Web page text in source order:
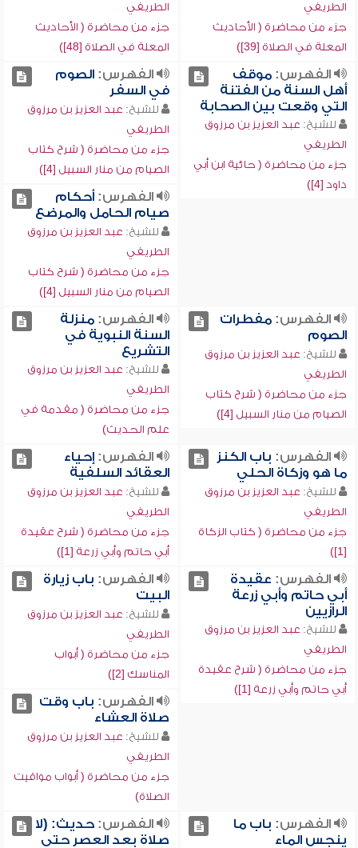
الطريفي
جزء من محاضرة ( الأحاديث
المعلة في الصلاة [39])
الطريفي
جزء من محاضرة ( الأحاديث
المعلة في الصلاة [48])
الفهرس:موقف
أهل السنة من الفتنة
التي وقعت بين الصحابة
للشيخ: عبد العزيز بن مرزوق
الطريفي
جزء من محاضرة ( حائية ابن أبي
داود [4])
الفهرس:الصوم
في السفر
للشيخ: عبد العزيز بن مرزوق
الطريفي
جزء من محاضرة ( شرح كتاب
الصيام من منار السبيل [4])
الفهرس:أحكام
صيام الحامل والمرضع
للشيخ: عبد العزيز بن مرزوق
الطريفي
جزء من محاضرة ( شرح كتاب
الصيام من منار السبيل [4])
الفهرس:مفطرات
الصوم
للشيخ: عبد العزيز بن مرزوق
الطريفي
جزء من محاضرة ( شرح كتاب
الصيام من منار السبيل [4])
الفهرس:منزلة
السنة النبوية في
التشريع
للشيخ: عبد العزيز بن مرزوق
الطريفي
جزء من محاضرة ( مقدمة في
علم الحديث)
الفهرس: باب الكنز
ما هو وزكاة الحلي
للشيخ: عبد العزيز بن مرزوق
الطريفي
جزء من محاضرة ( كتاب الزكاة
[1])
الفهرس:إحياء
العقائد السلفية
للشيخ: عبد العزيز بن مرزوق
الطريفي
جزء من محاضرة ( شرح عقيدة
أبي حاتم وأبي زرعة [1])
الفهرس: عقيدة
أبي حاتم وأبي زرعة
الرازيين
للشيخ: عبد العزيز بن مرزوق
الطريفي
جزء من محاضرة ( شرح عقيدة
أبي حاتم وأبي زرعة [1])
الفهرس: باب زيارة
البيت
للشيخ: عبد العزيز بن مرزوق
الطريفي
جزء من محاضرة ( أبواب
المناسك [2])
الفهرس: باب وقت
صلاة العشاء
للشيخ: عبد العزيز بن مرزوق
الطريفي
جزء من محاضرة ( أبواب مواقيت
الصلاة)
الفهرس: باب ما
ينجس الماء
الفهرس:حديث: (لا
صلاة بعد العصر حتى